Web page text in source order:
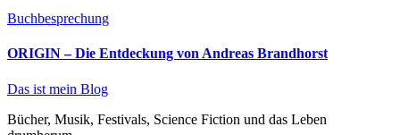
Buchbesprechung
ORIGIN – Die Entdeckung von Andreas Brandhorst
Das ist mein Blog
Bücher, Musik, Festivals, Science Fiction und das Leben